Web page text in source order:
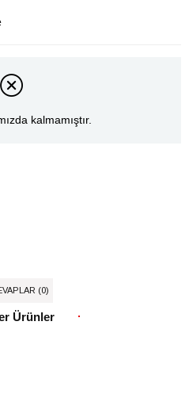
kalmamıştır.
(0)
Ürünler